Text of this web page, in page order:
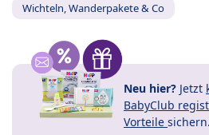
Wichteln, Wanderpakete & Co
Neu hier? Jetzt
BabyClub
Vorteile sichern.